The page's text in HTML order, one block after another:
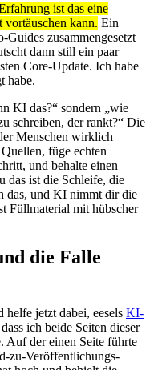
ist das eine
kann. Ein
zusammengesetzt
dann still ein paar
Core-Update. Ich habe
habe.
KI das?“ sondern „wie
schreiben, der rankt?“ Die
Menschen wirklich
füge echten
und behalte einen
das ist die Schleife, die
das, und KI nimmt dir die
Füllmaterial mit hübscher
die Falle
jetzt dabei, eesels KI-
ich beide Seiten dieser
Auf der einen Seite führte
zu-Veröffentlichungs-